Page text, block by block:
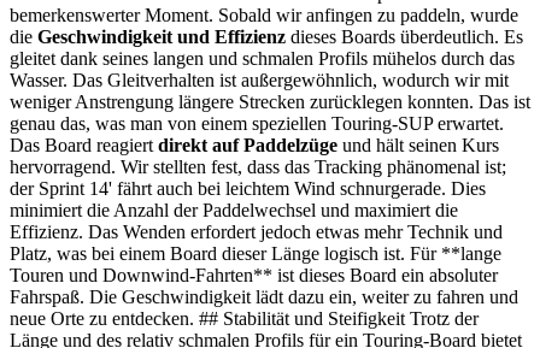
bemerkenswerter Moment. Sobald wir anfingen zu paddeln, wurde
die Geschwindigkeit und Effizienz dieses Boards überdeutlich. Es
gleitet dank seines langen und schmalen Profils mühelos durch das
Wasser. Das Gleitverhalten ist außergewöhnlich, wodurch wir mit
weniger Anstrengung längere Strecken zurücklegen konnten. Das ist
genau das, was man von einem speziellen Touring-SUP erwartet.
Das Board reagiert direkt auf Paddelzüge und hält seinen Kurs
hervorragend. Wir stellten fest, dass das Tracking phänomenal ist;
der Sprint 14' fährt auch bei leichtem Wind schnurgerade. Dies
minimiert die Anzahl der Paddelwechsel und maximiert die
Effizienz. Das Wenden erfordert jedoch etwas mehr Technik und
Platz, was bei einem Board dieser Länge logisch ist. Für **lange
Touren und Downwind-Fahrten** ist dieses Board ein absoluter
Fahrspaß. Die Geschwindigkeit lädt dazu ein, weiter zu fahren und
neue Orte zu entdecken. ## Stabilität und Steifigkeit Trotz der
Länge und des relativ schmalen Profils für ein Touring-Board bietet